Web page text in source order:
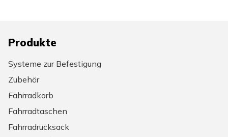
Produkte
Systeme zur Befestigung
Zubehör
Fahrradkorb
Fahrradtaschen
Fahrradrucksack